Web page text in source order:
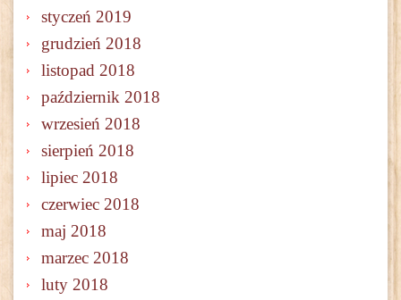
styczeń 2019
grudzień 2018
listopad 2018
październik 2018
wrzesień 2018
sierpień 2018
lipiec 2018
czerwiec 2018
maj 2018
marzec 2018
luty 2018